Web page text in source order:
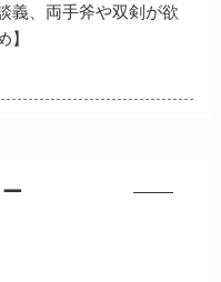
義、両手斧や双剣が欲
】